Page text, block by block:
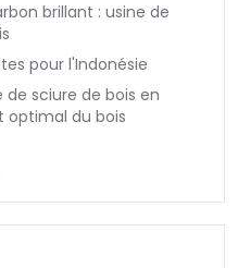
brillant : usine de
pour l'Indonésie
sciure de bois en
optimal du bois